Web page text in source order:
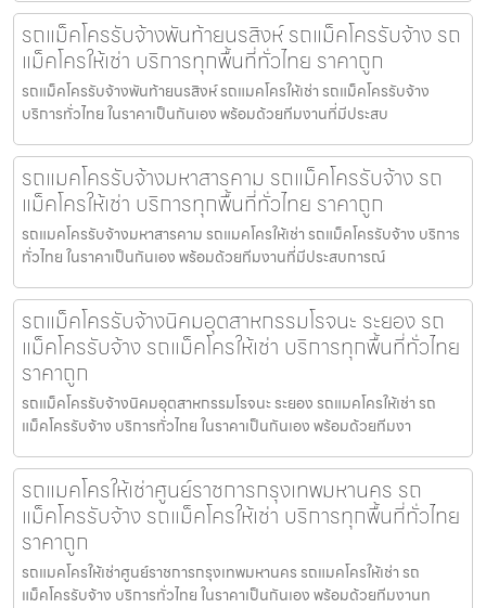
รถแม็คโครรับจ้างพันท้ายนรสิงห์ รถแม็คโครรับจ้าง รถ
แม็คโครให้เช่า บริการทุกพื้นที่ทั่วไทย ราคาถูก
รถแม็คโครรับจ้างพันท้ายนรสิงห์ รถแมคโครให้เช่า รถแม็คโครรับจ้าง
บริการทั่วไทย ในราคาเป็นกันเอง พร้อมด้วยทีมงานที่มีประสบ
รถแมคโครรับจ้างมหาสารคาม รถแม็คโครรับจ้าง รถ
แม็คโครให้เช่า บริการทุกพื้นที่ทั่วไทย ราคาถูก
รถแมคโครรับจ้างมหาสารคาม รถแมคโครให้เช่า รถแม็คโครรับจ้าง บริการ
ทั่วไทย ในราคาเป็นกันเอง พร้อมด้วยทีมงานที่มีประสบการณ์
รถแม็คโครรับจ้างนิคมอุตสาหกรรมโรจนะ ระยอง รถ
แม็คโครรับจ้าง รถแม็คโครให้เช่า บริการทุกพื้นที่ทั่วไทย
ราคาถูก
รถแม็คโครรับจ้างนิคมอุตสาหกรรมโรจนะ ระยอง รถแมคโครให้เช่า รถ
แม็คโครรับจ้าง บริการทั่วไทย ในราคาเป็นกันเอง พร้อมด้วยทีมงา
รถแมคโครให้เช่าศูนย์ราชการกรุงเทพมหานคร รถ
แม็คโครรับจ้าง รถแม็คโครให้เช่า บริการทุกพื้นที่ทั่วไทย
ราคาถูก
รถแมคโครให้เช่าศูนย์ราชการกรุงเทพมหานคร รถแมคโครให้เช่า รถ
แม็คโครรับจ้าง บริการทั่วไทย ในราคาเป็นกันเอง พร้อมด้วยทีมงานท